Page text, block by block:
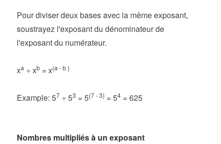
Pour diviser deux bases avec la même exposant,
soustrayez l'exposant du dénominateur de
l'exposant du numérateur.
xa ÷ xb = x(a - b )
Example: 57 ÷ 53 = 5(7 - 3) = 54 = 625
Nombres multipliés à un exposant